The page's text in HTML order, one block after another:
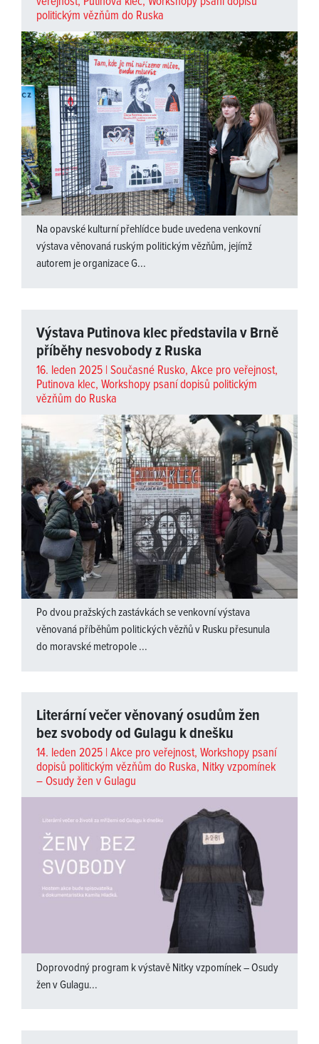
politickým vězňům do Ruska
Na opavské kulturní přehlídce bude uvedena venkovní
výstava věnovaná ruským politickým vězňům, jejímž
autorem je organizace G...
Výstava Putinova klec představila v Brně
příběhy nesvobody z Ruska
16. leden 2025 |Současné Rusko,Akce pro veřejnost,
Putinova klec,Workshopy psaní dopisů politickým
vězňům do Ruska
Po dvou pražských zastávkách se venkovní výstava
věnovaná příběhům politických vězňů v Rusku přesunula
do moravské metropole ...
Literární večer věnovaný osudům žen
bez svobody od Gulagu k dnešku
14. leden 2025 |Akce pro veřejnost,Workshopy psaní
dopisů politickým vězňům do Ruska, Nitky vzpomínek
– Osudy žen v Gulagu
Doprovodný program k výstavěNitky vzpomínek – Osudy
žen v Gulagu...